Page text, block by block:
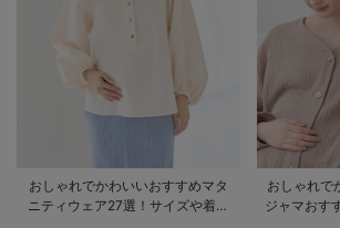
おしゃれでかわいいおすすめマタ
ニティウェア27選！サイズや着る
おしゃれで
ジャマおす